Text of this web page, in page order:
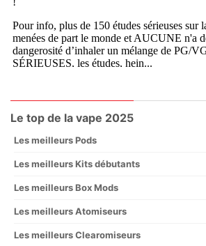
Le top de la vape 2025
Les meilleurs Pods
Les meilleurs Kits débutants
Les meilleurs Box Mods
Les meilleurs Atomiseurs
Les meilleurs Clearomiseurs